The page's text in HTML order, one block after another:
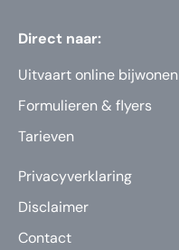
Direct naar:
Uitvaart online bijwonen
Formulieren & flyers
Tarieven
Privacyverklaring
Disclaimer
Contact